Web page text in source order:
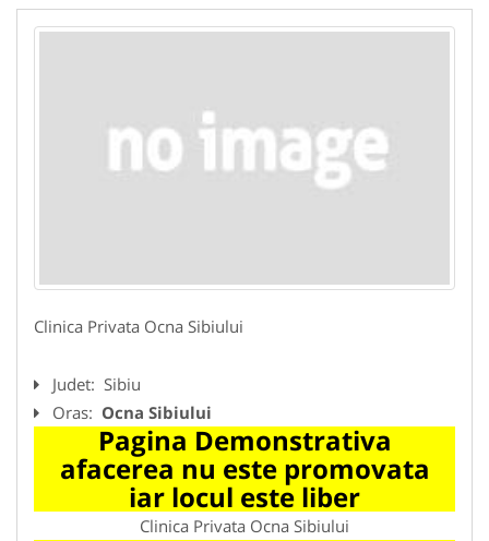
Clinica Privata Ocna Sibiului
Judet: Sibiu
Oras: Ocna Sibiului
Pagina Demonstrativa
afacerea nu este promovata
iar locul este liber
Clinica Privata Ocna Sibiului